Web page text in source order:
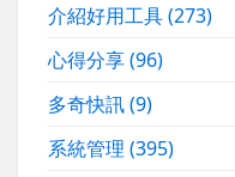
介紹好用工具(273)
心得分享(96)
多奇快訊(9)
系統管理(395)